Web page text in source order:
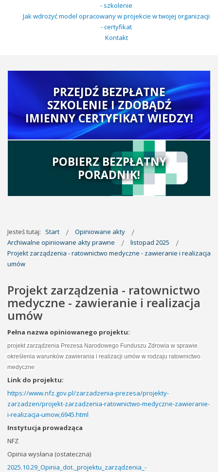
- szkolenie
Jak wdrożyć model opracowany w projekcie w twojej organizacji
- certyfikat
Kontakt
PRZEJDŹ BEZPŁATNE
SZKOLENIE I ZDOBĄDŹ
IMIENNY CERTYFIKAT WIEDZY!
POBIERZ BEZPŁATNY
PORADNIK!
Jesteś tutaj: Start
Opiniowane akty
Archiwalne opiniowane akty prawne
listopad 2025
Projekt zarządzenia - ratownictwo medyczne - zawieranie i realizacja
umów
Projekt zarządzenia - ratownictwo
medyczne - zawieranie i realizacja
umów
Pełna nazwa opiniowanego projektu:
projekt zarządzenia Prezesa Narodowego Funduszu Zdrowia w sprawie
określenia warunków zawierania i realizacji umów w rodzaju ratownictwo
medyczne
Link do projektu:
https://www.nfz.gov.pl/zarzadzenia-prezesa/projekty-
zarzadzen/projekt-zarzadzenia-ratownictwo-medyczne-zawieranie-
i-realizacja-umow,6945.html
Instytucja prowadząca
NFZ
Opinia wysłana (ostateczna)
2025.10.29_Opinia_dot._projektu_zarządzenia_-